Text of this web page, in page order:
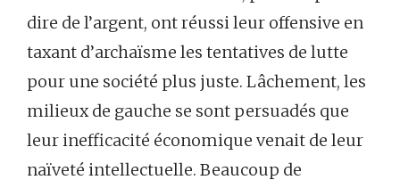
dire de l’argent, ont réussi leur offensive en
taxant d’archaïsme les tentatives de lutte
pour une société plus juste. Lâchement, les
milieux de gauche se sont persuadés que
leur inefficacité économique venait de leur
naïveté intellectuelle. Beaucoup de